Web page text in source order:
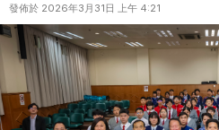
發佈於 2026年3月31日 上午 4:21